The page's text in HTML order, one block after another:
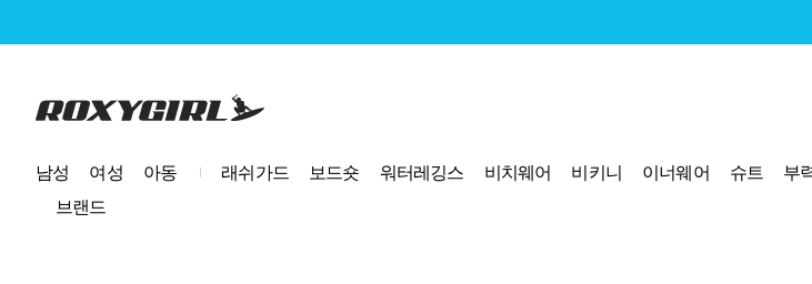
로고
남성 여성 아동 래쉬가드 보드숏 워터레깅스 비치웨어 비키니 이너웨어 슈트 부
브랜드